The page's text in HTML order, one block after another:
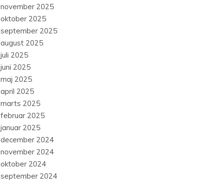
november 2025
oktober 2025
september 2025
august 2025
juli 2025
juni 2025
maj 2025
april 2025
marts 2025
februar 2025
januar 2025
december 2024
november 2024
oktober 2024
september 2024